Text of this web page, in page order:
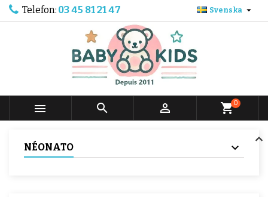
Telefon: 03 45 81 21 47 Svenska 
   shopping_cart0
NÉONATO